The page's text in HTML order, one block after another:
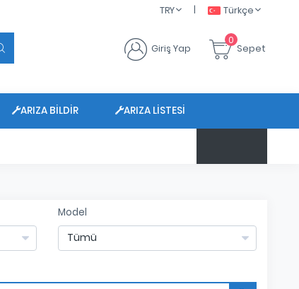
Türkçe
|
TRY
Giriş Yap
0
Sepet
ARIZA BILDIR ARIZA LISTESI
Model